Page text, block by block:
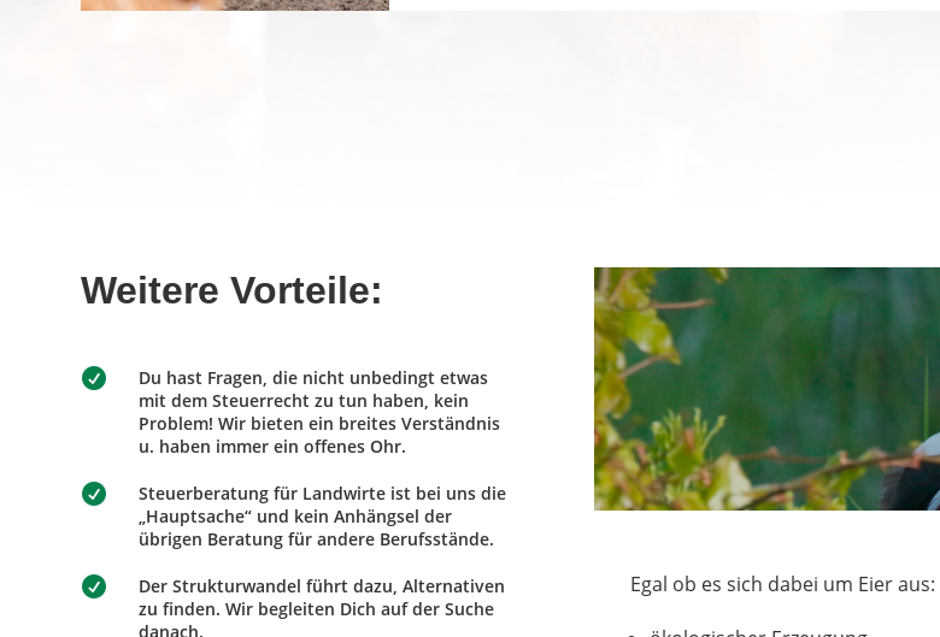
Weitere Vorteile:

Du hast Fragen, die nicht unbedingt etwas
mit dem Steuerrecht zu tun haben, kein
Problem! Wir bieten ein breites Verständnis
u. haben immer ein offenes Ohr.

Steuerberatung für Landwirte ist bei uns die
„Hauptsache“ und kein Anhängsel der
übrigen Beratung für andere Berufsstände.

Der Strukturwandel führt dazu, Alternativen
zu finden. Wir begleiten Dich auf der Suche
danach.
Egal ob es sich dabei um Eier aus: